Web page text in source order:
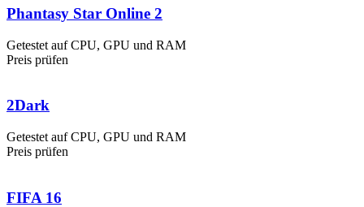
Phantasy Star Online 2
Getestet auf CPU, GPU und RAM
Preis prüfen
2Dark
Getestet auf CPU, GPU und RAM
Preis prüfen
FIFA 16